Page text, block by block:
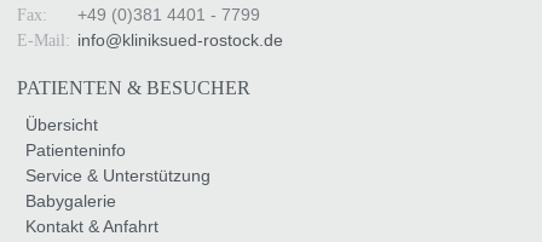
Fax: +49 (0)381 4401 - 7799
E-Mail: info@kliniksued-rostock de
PATIENTEN & BESUCHER
Übersicht
Patienteninfo
Service & Unterstützung
Babygalerie
Kontakt & Anfahrt